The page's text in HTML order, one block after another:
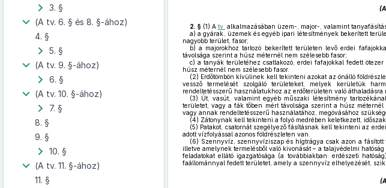
3. §
(A tv. 6. § és 8. §-ához)
4. §
5. §
(A tv. 9. §-ához)
6. §
(A tv. 10. §-ához)
7. §
8. §
9. §
10. §
(A tv. 11. §-ához)
11. §
2. §(1) A tv. alkalmazásában üzem-, major-, valamint
a) a gyárak, üzemek és egyéb ipari létesítmények bekerített
nagyobb terület, fasor;
b) a majorokhoz tartozó bekerített területen levő erdei
távolsága szerint a húsz méternél nem szélesebb fasor;
c) a tanyák területéhez csatlakozó, erdei fafajokkal fedett
húsz méternél nem szélesebb fasor.
(2) Erdőtömbön kívülinek kell tekinteni azokat az önálló
vessző termelését szolgáló területeket, melyek kerületük
rendeltetésszerű használatukhoz az erdőterületen való áthaladásra
(3) Út, vasút, valamint egyéb műszaki létesítmény
területet, vagy a fák tőben mért távolsága szerint a húsz
vagy annak rendeltetésszerű használatához, megóvásához
(4) Zátonynak kell tekinteni a folyó medrében keletkezett,
(5) Patakot, csatornát szegélyező fásításnak kell tekinteni az
adott vízfolyással azonos földrészleten van.
(6) Szennyvíz, szennyvíziszap és hígtrágya csak azon a
illetve amelynek termelésből való kivonását – a talajvédelmi
feladatokat ellátó igazgatósága (a továbbiakban: erdészeti
faállománnyal fedett területet, amely a szennyvíz elhelyezését,
(A